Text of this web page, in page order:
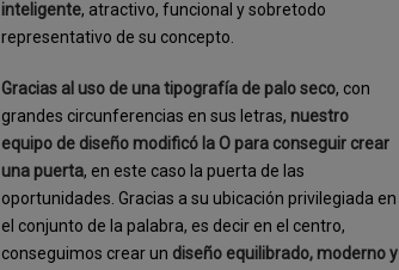
inteligente, atractivo, funcional y sobretodo
representativo de su concepto.
Gracias al uso de una tipografía de palo seco, con
grandes circunferencias en sus letras, nuestro
equipo de diseño modificó la O para conseguir crear
una puerta, en este caso la puerta de las
oportunidades. Gracias a su ubicación privilegiada en
el conjunto de la palabra, es decir en el centro,
conseguimos crear un diseño equilibrado, moderno y